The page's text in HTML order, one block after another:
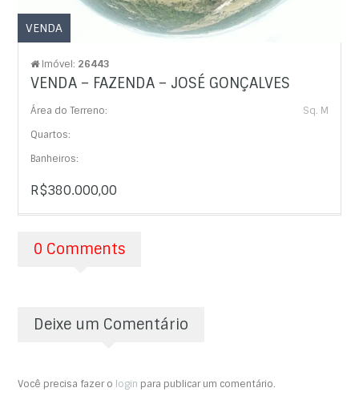
VENDA
Imóvel: 26443
VENDA – FAZENDA – JOSÉ GONÇALVES
Área do Terreno:
Sq. M
Quartos:
Banheiros:
R$380.000,00
0 Comments
Deixe um Comentário
Você precisa fazer o login para publicar um comentário.